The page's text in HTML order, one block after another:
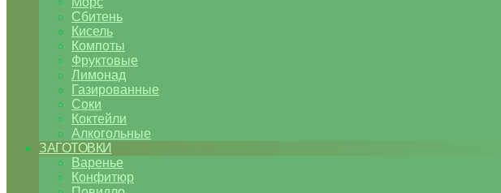
Сбитень
Кисель
Компоты
Фруктовые
Лимонад
Газированные
Соки
Коктейли
Алкогольные
ЗАГОТОВКИ
Варенье
Конфитюр